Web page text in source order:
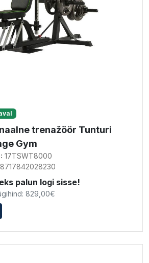
trenažöör Tunturi
Gym
17TSWT8000
8717842028230
palun logi sisse!
829,00€